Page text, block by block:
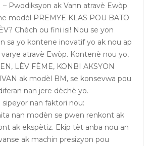
– Pwodiksyon ak Vann atravè Ewòp
modèl PREMYE KLAS POU BATO
Chèch ou fini isi! Nou se yon
sa yo kontene inovatif yo ak nou ap
atravè Ewòp. Kontenè nou yo,
LÈV FÈME, KONBI AKSYON
ak modèl BM, se konsevwa pou
nan jere dèchè yo.
sipeyor nan faktori nou:
nan modèn se pwen renkont ak
ak ekspètiz. Ekip tèt anba nou an
ak machin presizyon pou